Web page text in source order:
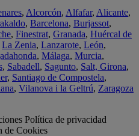
, Alcorcón, Alfafar, Alicante,
, Barcelona, Burjassot,
, Finestrat, Granada, Huércal de
La Zenia, Lanzarote, León,
, Málaga, Murcia,
, Sabadell, Sagunto, Salt, Girona,
, Santiago de Compostela,
, Vilanova i la Geltrú, Zaragoza
Política de privacidad
de Cookies